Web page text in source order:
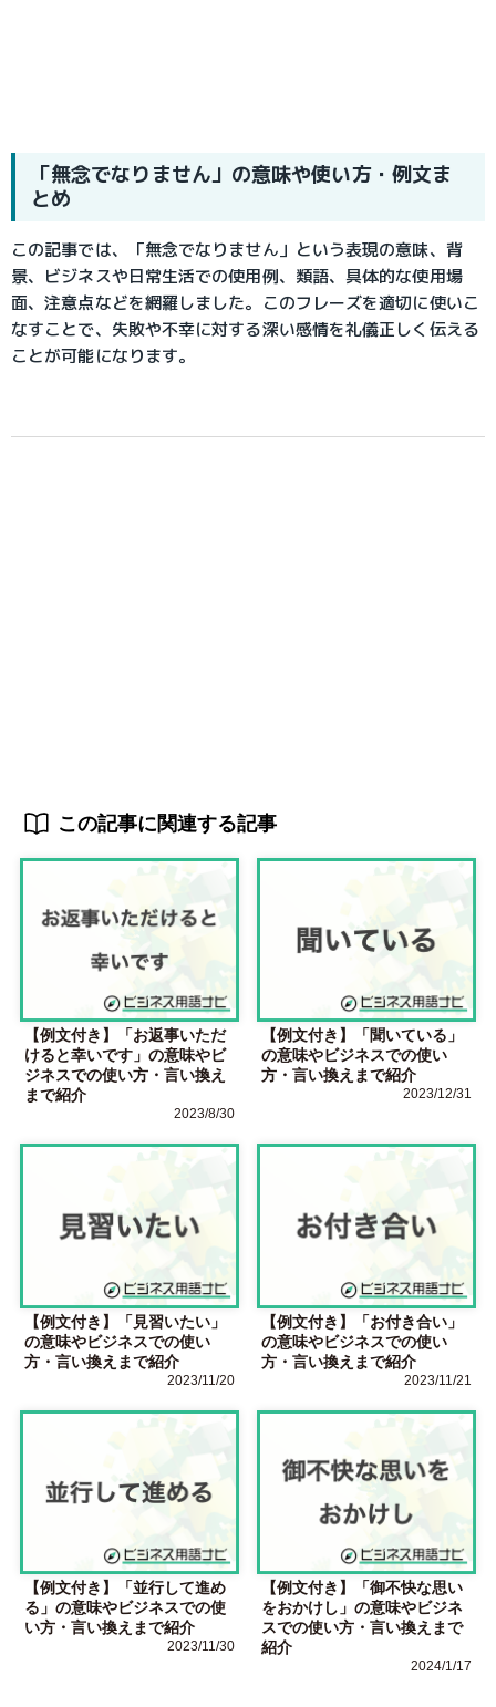
「無念でなりません」の意味や使い方・例文ま
とめ
この記事では、「無念でなりません」という表現の意味、背
景、ビジネスや日常生活での使用例、類語、具体的な使用場
面、注意点などを網羅しました。このフレーズを適切に使いこ
なすことで、失敗や不幸に対する深い感情を礼儀正しく伝える
ことが可能になります。
この記事に関連する記事
【例文付き】「お返事いただ
けると幸いです」の意味やビ
ジネスでの使い方・言い換え
まで紹介
2023/8/30
【例文付き】「聞いている」
の意味やビジネスでの使い
方・言い換えまで紹介
2023/12/31
【例文付き】「見習いたい」
の意味やビジネスでの使い
方・言い換えまで紹介
2023/11/20
【例文付き】「お付き合い」
の意味やビジネスでの使い
方・言い換えまで紹介
2023/11/21
【例文付き】「並行して進め
る」の意味やビジネスでの使
い方・言い換えまで紹介
2023/11/30
【例文付き】「御不快な思い
をおかけし」の意味やビジネ
スでの使い方・言い換えまで
紹介
2024/1/17